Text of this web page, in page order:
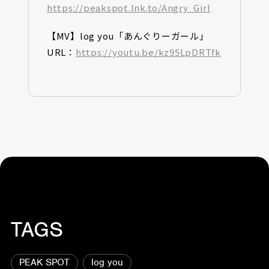
https://peakspot.lnk.to/Angry_Girl
【MV】log you「あんぐりーガール」
URL： https://youtu.be/kz95LpDRTfk
TAGS
PEAK SPOT log you